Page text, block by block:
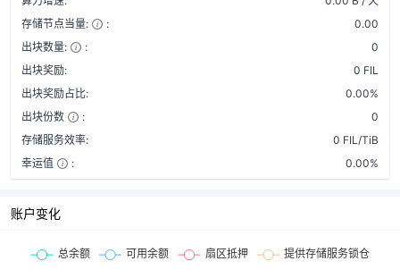
存储节点当量:
:
0.00
出块数量:
:
0
出块奖励:
0 FIL
出块奖励占比:
0.00%
出块份数
:
0
存储服务效率:
0 FIL/TiB
幸运值
: 0.00%
账户变化